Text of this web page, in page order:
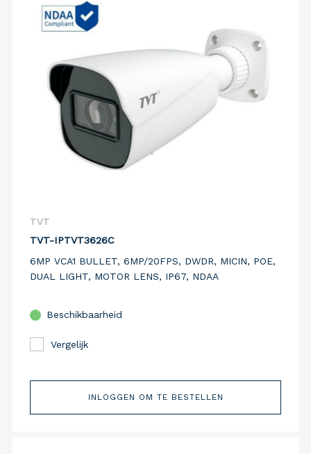
TVT
TVT-IPTVT3626C
6MP VCA1 BULLET, 6MP/20FPS, DWDR, MICIN, POE,
DUAL LIGHT, MOTOR LENS, IP67, NDAA
Beschikbaarheid
Vergelijk
INLOGGEN OM TE BESTELLEN